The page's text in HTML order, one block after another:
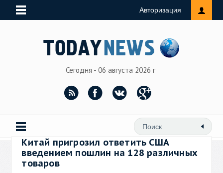
Авторизация
Сегодня - 06 августа 2026 г
Китай пригрозил ответить США
введением пошлин на 128 различных
товаров